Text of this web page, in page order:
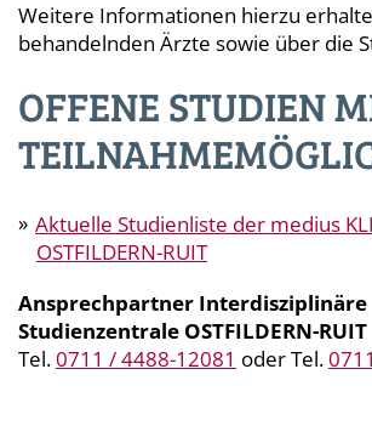
Weitere Informationen hierzu
behandelnden Ärzte sowie über die
OFFENE STUDIEN
Aktuelle Studienliste der medius
OSTFILDERN-RUIT
Ansprechpartner Interdisziplinäre
Studienzentrale OSTFILDERN-RUIT
Tel.0711 / 4488-12081 oder Tel.